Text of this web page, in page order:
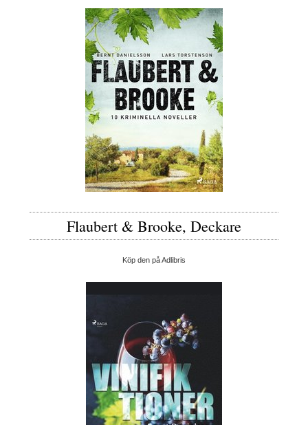
Flaubert & Brooke, Deckare
Köp den på Adlibris